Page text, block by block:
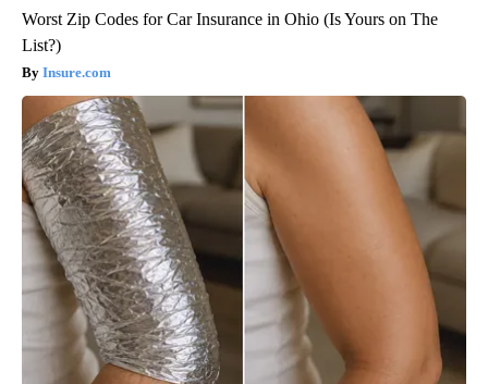
Worst Zip Codes for Car Insurance in Ohio (Is Yours on The
List?)
Insure.com